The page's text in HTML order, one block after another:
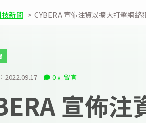
技新聞 > CYBERA 宣佈注資以擴大打擊網絡
2022.09.17 0 則留言
宣佈注